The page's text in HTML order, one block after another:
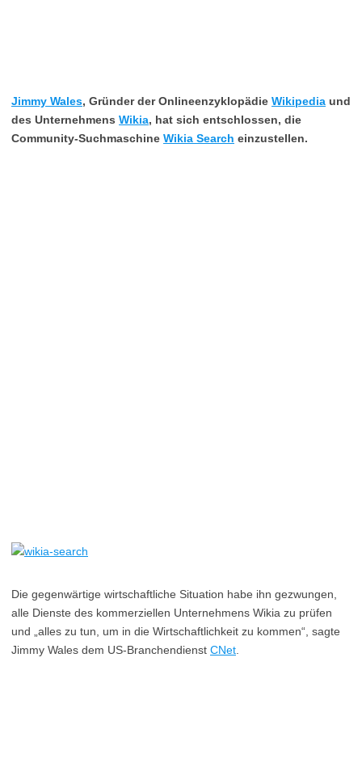
Jimmy Wales, Gründer der Onlineenzyklopädie Wikipedia und
des Unternehmens Wikia, hat sich entschlossen, die
Community-Suchmaschine Wikia Search einzustellen.
Die gegenwärtige wirtschaftliche Situation habe ihn gezwungen,
alle Dienste des kommerziellen Unternehmens Wikia zu prüfen
und „alles zu tun, um in die Wirtschaftlichkeit zu kommen“, sagte
Jimmy Wales dem US-Branchendienst CNet